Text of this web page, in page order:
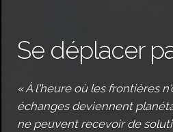
Se déplacer
« À l'heure où les frontières
échanges deviennent
ne peuvent recevoir de